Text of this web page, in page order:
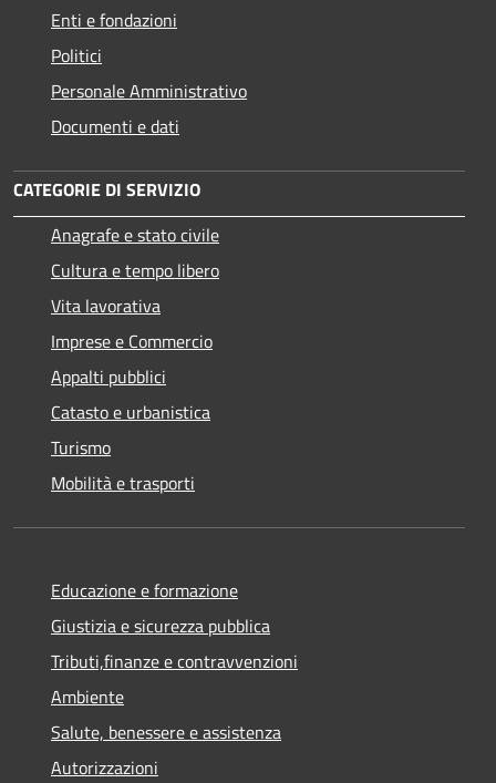
Enti e fondazioni
Politici
Personale Amministrativo
Documenti e dati
CATEGORIE DI SERVIZIO
Anagrafe e stato civile
Cultura e tempo libero
Vita lavorativa
Imprese e Commercio
Appalti pubblici
Catasto e urbanistica
Turismo
Mobilità e trasporti
Educazione e formazione
Giustizia e sicurezza pubblica
Tributi,finanze e contravvenzioni
Ambiente
Salute, benessere e assistenza
Autorizzazioni